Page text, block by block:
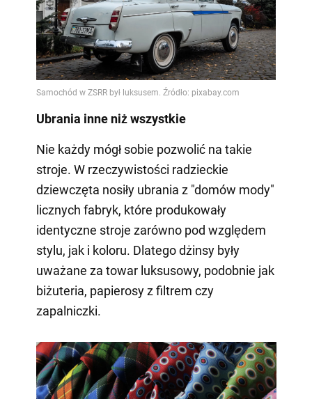
Ubrania inne niż wszystkie
Nie każdy mógł sobie pozwolić na takie
stroje. W rzeczywistości radzieckie
dziewczęta nosiły ubrania z "domów mody"
licznych fabryk, które produkowały
identyczne stroje zarówno pod względem
stylu, jak i koloru. Dlatego dżinsy były
uważane za towar luksusowy, podobnie jak
biżuteria, papierosy z filtrem czy
zapalniczki.